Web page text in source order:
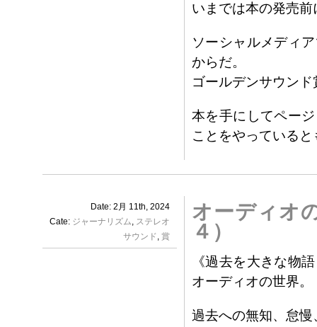
いまでは本の発売
ソーシャルメディ
からだ。
ゴールデンサウン
本を手にしてペー
ことをやっている
Date: 2月 11th, 2024
Cate: ジャーナリズム, ステレオ
サウンド, 賞
オーディオ
４）
《過去を大きな物
オーディオの世界。
過去への無知、怠